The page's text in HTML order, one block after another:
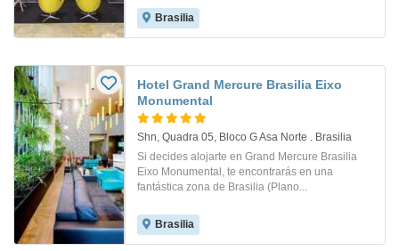
Brasilia
Hotel Grand Mercure Brasilia Eixo
Monumental
Shn, Quadra 05, Bloco G Asa Norte . Brasilia
Si decides alojarte en Grand Mercure Brasilia
Eixo Monumental, te encontrarás en una
fantástica zona de Brasilia (Plano...
Brasilia